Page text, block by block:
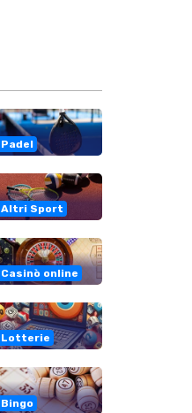
Padel
Altri Sport
Casinò online
Lotterie
Bingo